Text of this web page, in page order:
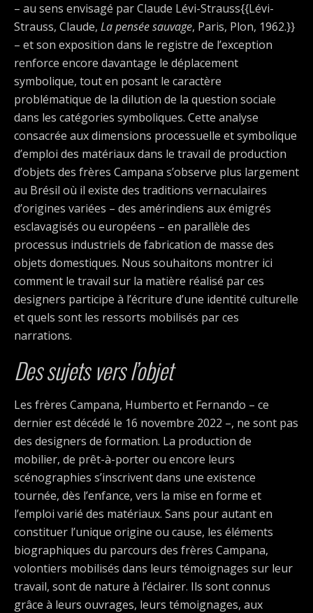
– au sens envisagé par Claude Lévi-Strauss{{Lévi-
Strauss, Claude, La pensée sauvage, Paris, Plon, 1962.}}
– et son exposition dans le registre de l’exception
renforce encore davantage le déplacement
symbolique, tout en posant le caractère
problématique de la dilution de la question sociale
dans les catégories symboliques. Cette analyse
consacrée aux dimensions processuelle et symbolique
d’emploi des matériaux dans le travail de production
d’objets des frères Campana s’observe plus largement
au Brésil où il existe des traditions vernaculaires
d’origines variées – des amérindiens aux émigrés
esclavagisés ou européens – en parallèle des
processus industriels de fabrication de masse des
objets domestiques. Nous souhaitons montrer ici
comment le travail sur la matière réalisé par ces
designers participe à l’écriture d’une identité culturelle
et quels sont les ressorts mobilisés par ces
narrations.
Des sujets vers l’objet
Les frères Campana, Humberto et Fernando – ce
dernier est décédé le 16 novembre 2022 –, ne sont pas
des designers de formation. La production de
mobilier, de prêt-à-porter ou encore leurs
scénographies s’inscrivent dans une existence
tournée, dès l’enfance, vers la mise en forme et
l’emploi varié des matériaux. Sans pour autant en
constituer l’unique origine ou cause, les éléments
biographiques du parcours des frères Campana,
volontiers mobilisés dans leurs témoignages sur leur
travail, sont de nature à l’éclairer. Ils sont connus
grâce à leurs ouvrages, leurs témoignages, aux